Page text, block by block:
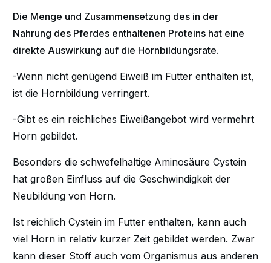
Die Menge und Zusammensetzung des in der
Nahrung des Pferdes enthaltenen Proteins hat eine
direkte Auswirkung auf die Hornbildungsrate.
-Wenn nicht genügend Eiweiß im Futter enthalten ist,
ist die Hornbildung verringert.
-Gibt es ein reichliches Eiweißangebot wird vermehrt
Horn gebildet.
Besonders die schwefelhaltige Aminosäure Cystein
hat großen Einfluss auf die Geschwindigkeit der
Neubildung von Horn.
Ist reichlich Cystein im Futter enthalten, kann auch
viel Horn in relativ kurzer Zeit gebildet werden. Zwar
kann dieser Stoff auch vom Organismus aus anderen